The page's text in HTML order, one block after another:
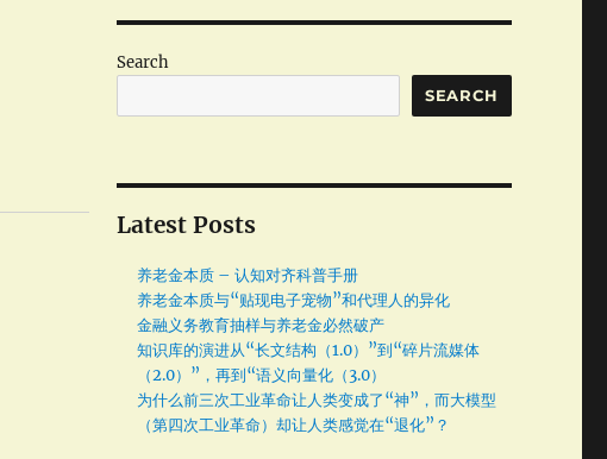
Search
SEARCH
Latest Posts
养老金本质 – 认知对齐科普手册
养老金本质与“贴现电子宠物”和代理人的异化
金融义务教育抽样与养老金必然破产
知识库的演进从“长文结构（1.0）”到“碎片流媒体
（2.0）”，再到“语义向量化（3.0）
为什么前三次工业革命让人类变成了“神”，而大模型
（第四次工业革命）却让人类感觉在“退化”？